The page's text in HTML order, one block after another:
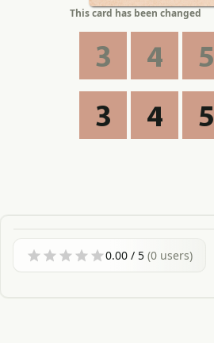
This card has been changed
3 4 5
3
4 5
0.00 / 5 (0 users)